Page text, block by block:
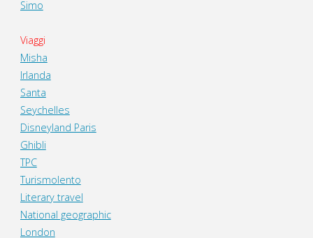
Simo
Viaggi
Misha
Irlanda
Santa
Seychelles
Disneyland Paris
Ghibli
TPC
Turismolento
Literary travel
National geographic
London